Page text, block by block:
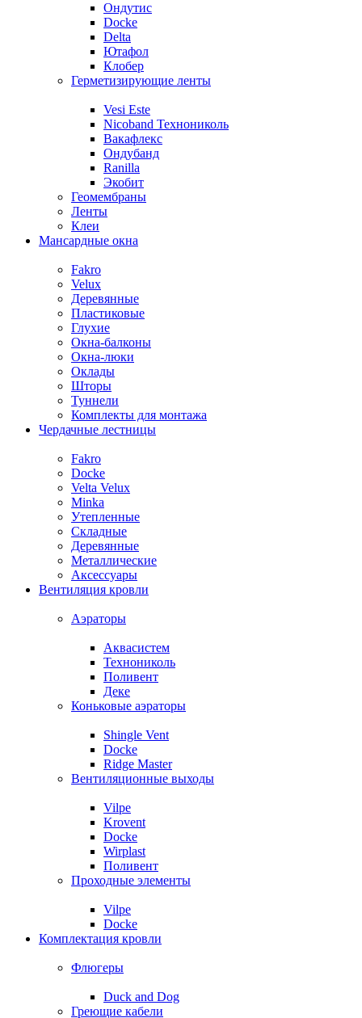
Ондутис
Docke
Delta
Ютафол
Клобер
Герметизирующие ленты
Vesi Este
Nicoband Технониколь
Вакафлекс
Ондубанд
Ranilla
Экобит
Геомембраны
Ленты
Клеи
Мансардные окна
Fakro
Velux
Деревянные
Пластиковые
Глухие
Окна-балконы
Окна-люки
Оклады
Шторы
Туннели
Комплекты для монтажа
Чердачные лестницы
Fakro
Docke
Velta Velux
Minka
Утепленные
Складные
Деревянные
Металлические
Аксессуары
Вентиляция кровли
Аэраторы
Аквасистем
Технониколь
Поливент
Деке
Коньковые аэраторы
Shingle Vent
Docke
Ridge Master
Вентиляционные выходы
Vilpe
Krovent
Docke
Wirplast
Поливент
Проходные элементы
Vilpe
Docke
Комплектация кровли
Флюгеры
Duck and Dog
Греющие кабели